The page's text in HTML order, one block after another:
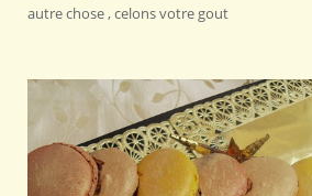
autre chose , celons votre gout